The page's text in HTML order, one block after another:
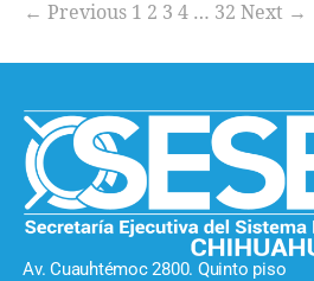
← Previous 1 2 3 4 … 32 Next →
Av. Cuauhtémoc 2800. Quinto piso